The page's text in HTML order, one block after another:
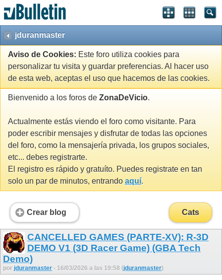
jduranmaster
Aviso de Cookies: Este foro utiliza cookies para
personalizar tu visita y guardar preferencias. Al hacer uso
de esta web, aceptas el uso que hacemos de las cookies.
Bienvenido a los foros de ZonaDeVicio.
Actualmente estás viendo el foro como visitante. Para
poder escribir mensajes y disfrutar de todas las opciones
del foro, como la mensajería privada, los grupos sociales,
etc... debes registrarte.
El registro es rápido y gratuíto. Puedes registrate en tan
solo un par de minutos, entrando aquí.
Crear blog Cats
CANCELLED GAMES (PARTE-XV): R-3D
DEMO V1 (3D Racer Game) (GBA Tech
Demo)
por jduranmaster - 16/03/2026 a las 19:58 (jduranmaster)